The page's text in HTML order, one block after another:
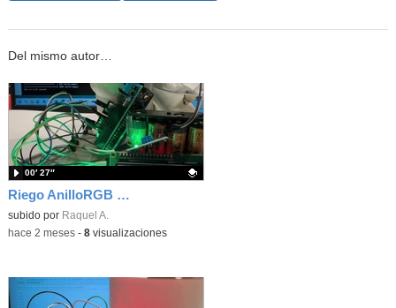
Del mismo autor…
Riego AnilloRGB LCD Bomba con Arduino
Contenido educativo.
subido por Raquel A.
00′ 27″
-hace 2 meses- 8visualizaciones